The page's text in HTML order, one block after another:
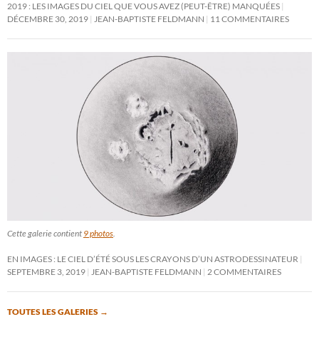
2019 : LES IMAGES DU CIEL QUE VOUS AVEZ (PEUT-ÊTRE) MANQUÉES
DÉCEMBRE 30, 2019 JEAN-BAPTISTE FELDMANN 11 COMMENTAIRES
Cette galerie contient 9 photos.
EN IMAGES : LE CIEL D’ÉTÉ SOUS LES CRAYONS D’UN ASTRODESSINATEUR
SEPTEMBRE 3, 2019 JEAN-BAPTISTE FELDMANN 2 COMMENTAIRES
TOUTES LES GALERIES →